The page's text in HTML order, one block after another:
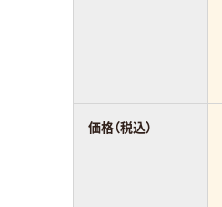
価格（税込）